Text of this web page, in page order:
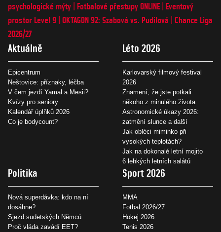
psychologické mýty
Fotbalové přestupy ONLINE
Eventový
prostor Level 9 OKTAGON 92: Szabová vs. Pudilová
Chance Liga
2026/27
Aktuálně
Epicentrum
Neštovice: příznaky, léčba
V čem jezdí Yamal a Mesii?
Kvízy pro seniory
Kalendář úplňků 2026
Co je bodycount?
Léto 2026
Karlovarský filmový festival
2026
Znamení, že jste potkali
někoho z minulého života
Astronomické úkazy 2026:
zatmění slunce a další
Jak obléci miminko při
vysokých teplotách?
Jak na dokonalé letní mojito
6 lehkých letních salátů
Politika
Nová superdávka: kdo na ní
dosáhne?
Sjezd sudetských Němců
Proč vláda zavádí EET?
Sport 2026
MMA
Fotbal 2026/27
Hokej 2026
Tenis 2026